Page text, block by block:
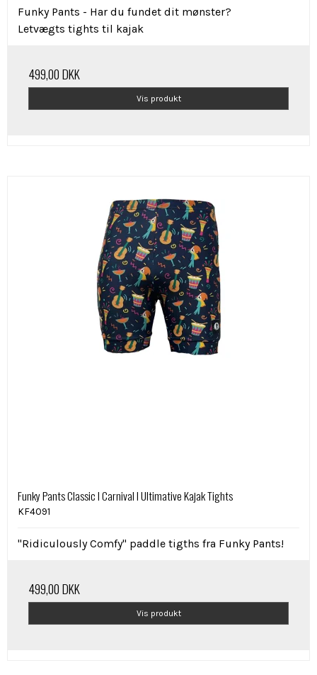
Funky Pants - Har du fundet dit mønster?
Letvægts tights til kajak
499,00 DKK
Vis produkt
Funky Pants Classic I Carnival I Ultimative Kajak Tights
KF4091
"Ridiculously Comfy" paddle tigths fra Funky Pants!
499,00 DKK
Vis produkt